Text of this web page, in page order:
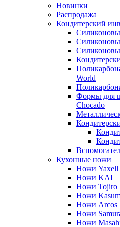
Новинки
Распродажа
Кондитерский
World
Формы для
Chocado
Кухонные ножи
Ножи Yaxell
Ножи KAI
Ножи Tojiro
Ножи
Ножи Arcos
Ножи
Ножи